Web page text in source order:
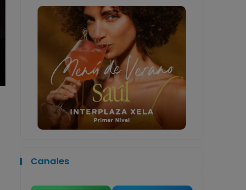
Canales